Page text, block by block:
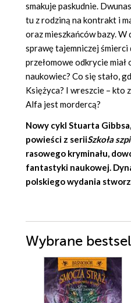
smakuje paskudnie.
tu z rodziną na kontrakt i
oraz mieszkańców bazy.
sprawę tajemniczej
przełomowe odkrycie miał
naukowiec? Co się stało,
Księżyca? I wreszcie – kto
Alfa jest mordercą?
Nowy cykl Stuarta
powieści z seriiSzkoła
rasowego kryminału,
fantastyki naukowej.
polskiego wydania
Wybrane